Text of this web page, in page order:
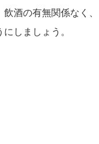
酒の有無関係なく、
にしましょう。